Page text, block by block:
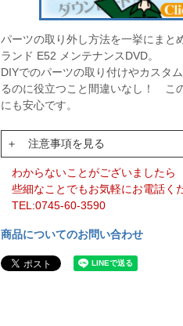
パーツの取り外し方法を一挙にまと
ランド E52 メンテナンスDVD。
DIYでのパーツの取り付けやカスタ
るのに役立つこと間違いなし！ こ
にも安心です。
＋ 注意事項を見る
わからないことがございましたら
些細なことでもお気軽にお電話く
TEL:0745-60-3590
商品についてのお問い合わせ